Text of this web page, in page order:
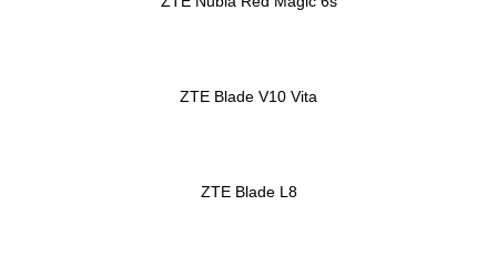
ZTE Blade V10 Vita
ZTE Blade L8